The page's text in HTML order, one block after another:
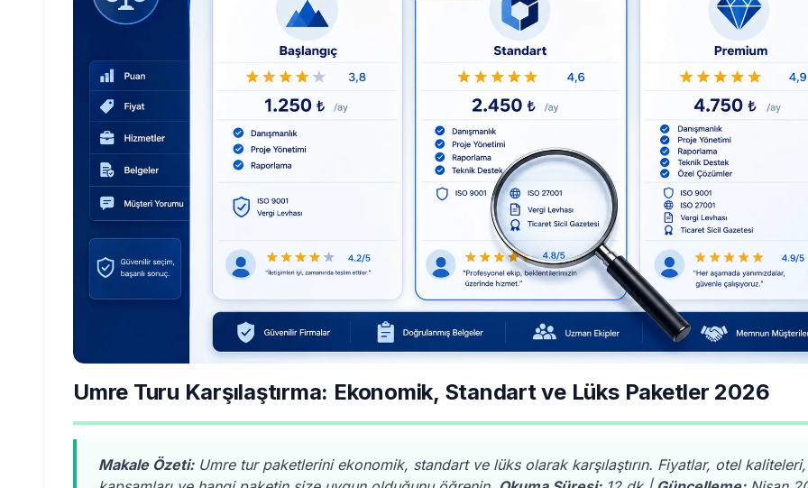
Umre Turu Karşılaştırma: Ekonomik, Standart ve Lüks Paketler 2026
Makale Özeti:Umre tur paketlerini ekonomik, standart ve lüks olarak karşılaştırın. Fiyatlar, otel